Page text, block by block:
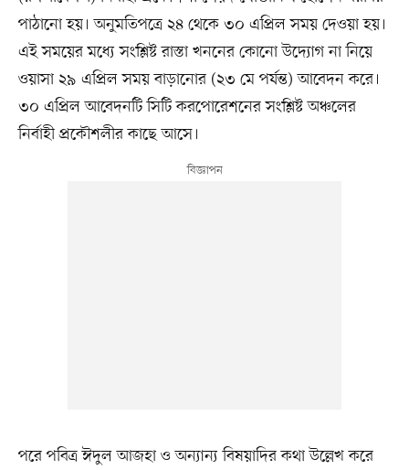
পাঠানো হয়। অনুমতিপত্রে ২৪ থেকে ৩০ এপ্রিল সময় দেওয়া হয়।
এই সময়ের মধ্যে সংশ্লিষ্ট রাস্তা খননের কোনো উদ্যোগ না নিয়ে
ওয়াসা ২৯ এপ্রিল সময় বাড়ানোর (২৩ মে পর্যন্ত) আবেদন করে।
৩০ এপ্রিল আবেদনটি সিটি করপোরেশনের সংশ্লিষ্ট অঞ্চলের
নির্বাহী প্রকৌশলীর কাছে আসে।
পরে পবিত্র ঈদুল আজহা ও অন্যান্য বিষয়াদির কথা উল্লেখ করে